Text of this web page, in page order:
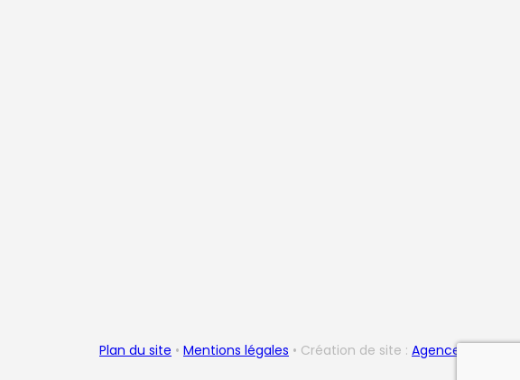
Plan du site • Mentions légales • Création de site : Agence WEBQAM